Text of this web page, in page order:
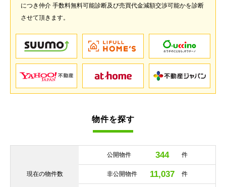
につき仲介 手数料無料可能診断及び売買代金減額交渉可能かを診断
させて頂きます。
物件を探す
現在の物件数
公開物件 344 件
非公開物件 11,037 件